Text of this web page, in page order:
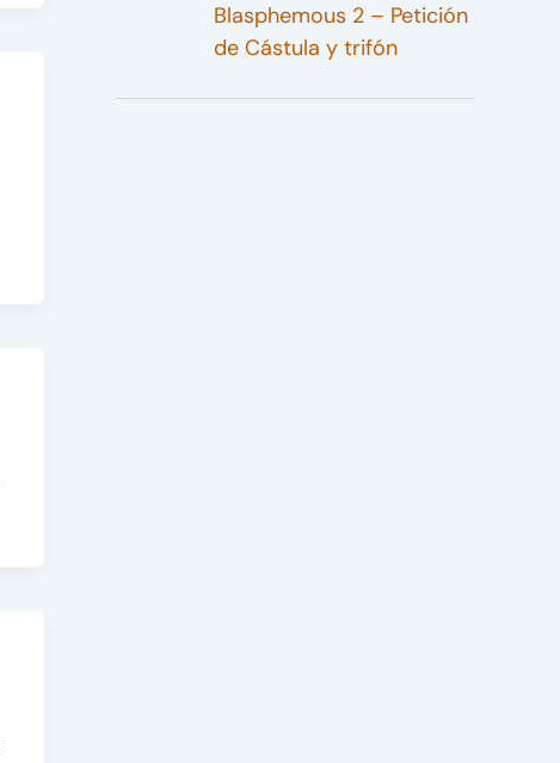
Blasphemous 2 – Petición
de Cástula y trifón